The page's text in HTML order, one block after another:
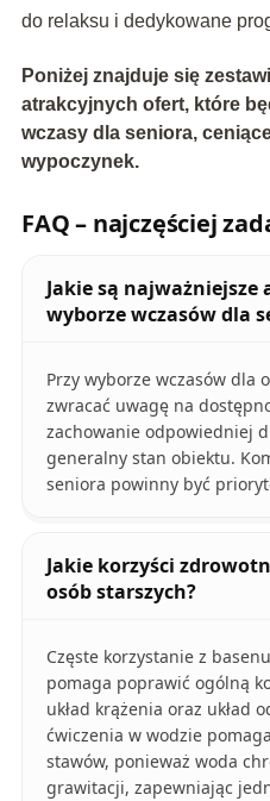
do relaksu i dedykowane
Poniżej znajduje się
atrakcyjnych ofert, które
wczasy dla seniora,
wypoczynek.
FAQ – najczęściej
Jakie są najważniejsze
wyborze wczasów dla
Przy wyborze wczasów dla
zwracać uwagę na
zachowanie odpowiedniej
generalny stan obiektu.
seniora powinny być
Jakie korzyści
osób starszych?
Częste korzystanie z
pomaga poprawić ogólną
układ krążenia oraz układ
ćwiczenia w wodzie
stawów, ponieważ woda
grawitacji, zapewniając